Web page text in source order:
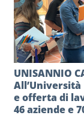
UNISANNIO
e offerta di
46 aziende e